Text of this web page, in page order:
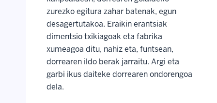
zurezko egitura zahar batenak, egun
desagertutakoa. Eraikin erantsiak
dimentsio txikiagoak eta fabrika
xumeagoa ditu, nahiz eta, funtsean,
dorrearen ildo berak jarraitu. Argi eta
garbi ikus daiteke dorrearen ondorengoa
dela.